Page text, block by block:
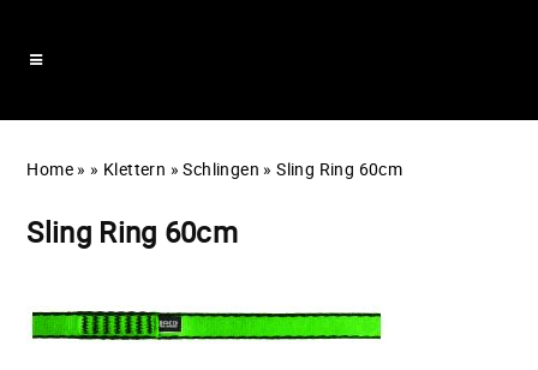
Home » » Klettern »Schlingen »Sling Ring 60cm
Sling Ring 60cm